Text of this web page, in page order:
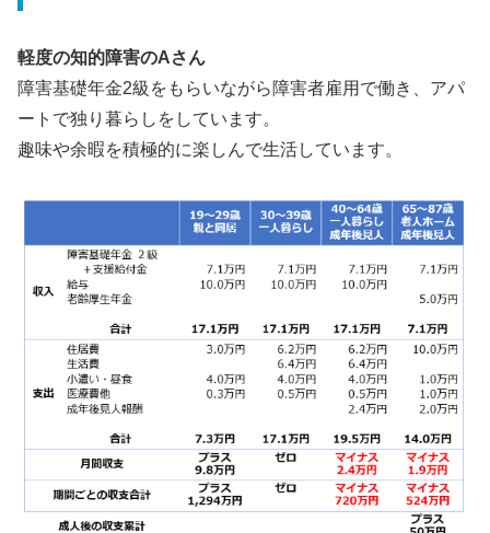
軽度の知的障害のAさん
障害基礎年金2級をもらいながら障害者雇用で働き、アパ
ートで独り暮らしをしています。
趣味や余暇を積極的に楽しんで生活しています。